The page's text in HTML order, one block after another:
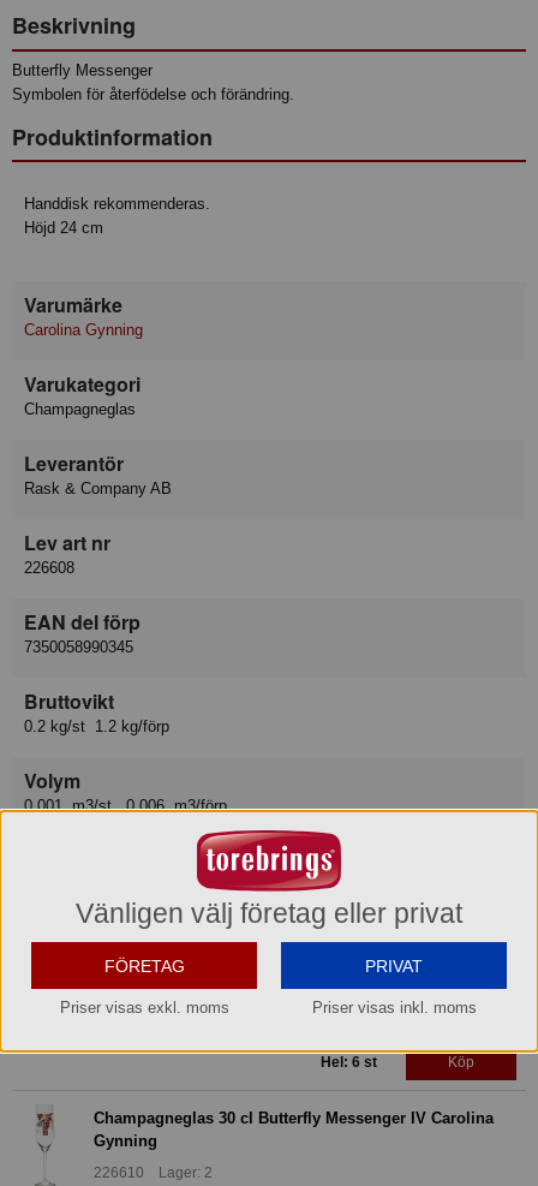
Beskrivning
Butterfly Messenger
Symbolen för återfödelse och förändring.
Produktinformation
Handdisk rekommenderas.
Höjd 24 cm
Varumärke
Carolina Gynning
Varukategori
Champagneglas
Leverantör
Rask & Company AB
Lev art nr
226608
EAN del förp
7350058990345
Bruttovikt
0.2 kg/st 1.2 kg/förp
Volym
0.001 m3/st, 0.006 m3/förp
Relaterade produkter
Champagneglas 30 cl Bleeding Barbie Carolina Gynning
226601 Lager: 12
Hel: 6 st Köp
Champagneglas 30 cl Butterfly Messenger IV Carolina
Gynning
226610 Lager: 2
Vänligen välj företag eller privat
FÖRETAG
Priser visas exkl. moms
PRIVAT
Priser visas inkl. moms